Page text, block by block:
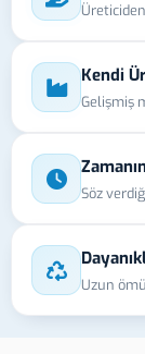
Kendi
Gelişmiş
Söz
Uzun